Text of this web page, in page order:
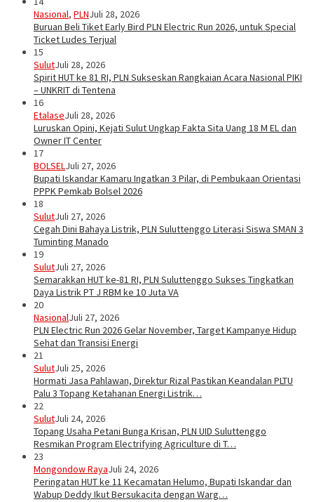
Nasional, PLNJuli 28, 2026
Buruan Beli Tiket Early Bird PLN Electric Run 2026, untuk Special
Ticket Ludes Terjual
15
SulutJuli 28, 2026
Spirit HUT ke 81 RI, PLN Sukseskan Rangkaian Acara Nasional PIKI
– UNKRIT di Tentena
16
EtalaseJuli 28, 2026
Luruskan Opini, Kejati Sulut Ungkap Fakta Sita Uang 18 M EL dan
Owner IT Center
17
BOLSELJuli 27, 2026
Bupati Iskandar Kamaru Ingatkan 3 Pilar, di Pembukaan Orientasi
PPPK Pemkab Bolsel 2026
18
SulutJuli 27, 2026
Cegah Dini Bahaya Listrik, PLN Suluttenggo Literasi Siswa SMAN 3
Tuminting Manado
19
SulutJuli 27, 2026
Semarakkan HUT ke-81 RI, PLN Suluttenggo Sukses Tingkatkan
Daya Listrik PT J RBM ke 10 Juta VA
20
NasionalJuli 27, 2026
PLN Electric Run 2026 Gelar November, Target Kampanye Hidup
Sehat dan Transisi Energi
21
SulutJuli 25, 2026
Hormati Jasa Pahlawan, Direktur Rizal Pastikan Keandalan PLTU
Palu 3 Topang Ketahanan Energi Listrik…
22
SulutJuli 24, 2026
Topang Usaha Petani Bunga Krisan, PLN UID Suluttenggo
Resmikan Program Electrifying Agriculture di T…
23
Mongondow RayaJuli 24, 2026
Peringatan HUT ke 11 Kecamatan Helumo, Bupati Iskandar dan
Wabup Deddy Ikut Bersukacita dengan Warg…